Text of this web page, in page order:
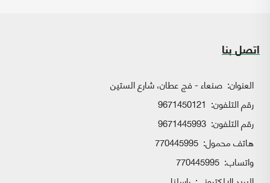
اتصل بنا
العنوان: صنعاء - فج عطان، شارع الستين
رقم التلفون: 9671450121
رقم التلفون: 9671445993
هاتف محمول: 770445995
واتساب: